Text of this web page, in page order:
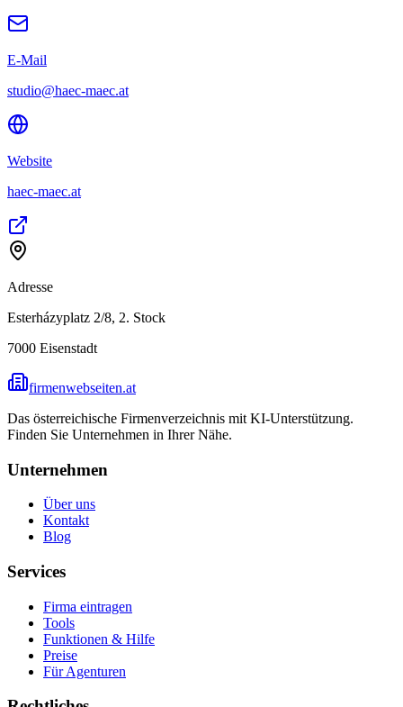
E-Mail
studio@haec-maec.at
Website
haec-maec.at
Adresse
Esterházyplatz 2/8, 2. Stock
7000 Eisenstadt
firmenwebseiten.at
Das österreichische Firmenverzeichnis mit KI-Unterstützung.
Finden Sie Unternehmen in Ihrer Nähe.
Unternehmen
Über uns
Kontakt
Blog
Services
Firma eintragen
Tools
Funktionen & Hilfe
Preise
Für Agenturen